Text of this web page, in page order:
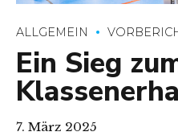
ALLGEMEIN
Ein Sieg
7. März 2025